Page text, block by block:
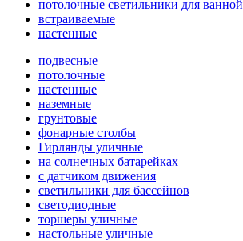
потолочные светильники для ванной
встраиваемые
настенные
подвесные
потолочные
настенные
наземные
грунтовые
фонарные столбы
Гирлянды уличные
на солнечных батарейках
с датчиком движения
светильники для бассейнов
светодиодные
торшеры уличные
настольные уличные